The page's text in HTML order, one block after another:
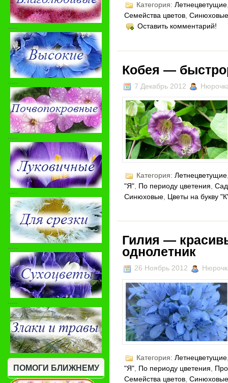
-----
-----
-----
-----
-----
-----
ПОМОГИ БЛИЖНЕМУ
Категория: Летнецветущие
Семейства цветов, Синюховые
Оставить комментарий!
Кобея —
7 Декабрь 2012
Категория: Летнецветущие
"Я" По периоду цветения
Синюховые Цветы на букву
Гилия —
однолетник
26 Ноябрь 2012
Категория: Летнецветущие
"Я" По периоду цветения
Семейства цветов Синюховые